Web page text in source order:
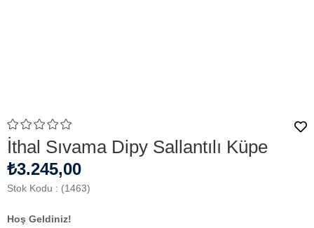
İthal Sıvama Dipy Sallantılı Küpe
₺3.245,00
Stok Kodu (1463)
Hoş Geldiniz!